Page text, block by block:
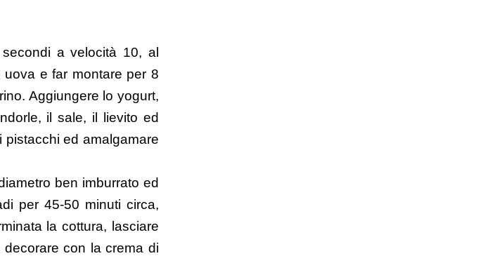
a velocità 10, al
e far montare per 8
Aggiungere lo yogurt,
il sale, il lievito ed
pistacchi ed amalgamare
ben imburrato ed
per 45-50 minuti circa,
la cottura, lasciare
con la crema di